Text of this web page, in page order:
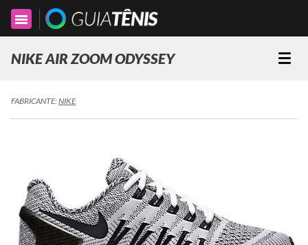
Toggle
navigation
NIKE AIR ZOOM ODYSSEY
FABRICANTE:NIKE